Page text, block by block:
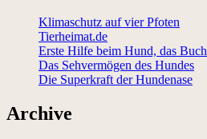
Klimaschutz auf vier Pfoten
Tierheimat.de
Erste Hilfe beim Hund, das Buch
Das Sehvermögen des Hundes
Die Superkraft der Hundenase
Archive